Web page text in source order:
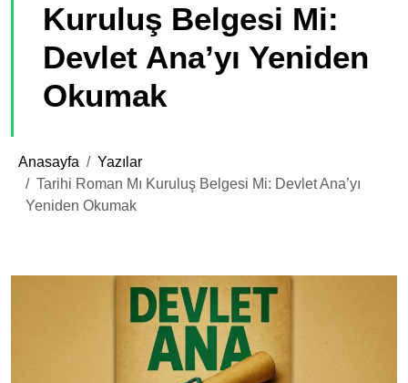
Kuruluş Belgesi Mi:
Devlet Ana’yı Yeniden
Okumak
Anasayfa
Yazılar
Tarihi Roman Mı Kuruluş Belgesi Mi: Devlet Ana’yı
Yeniden Okumak